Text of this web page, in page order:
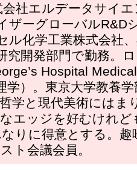
会社エルデータサイ
ザーグローバルR&D
ル化学工業株式会社
究開発部門で勤務。
Hospital
学）。東京大学教養
学と現代美術にはま
エッジを好むけれど
りに得意とする。趣
ト会議会員。